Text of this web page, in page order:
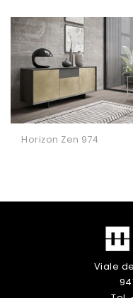
Horizon Zen 974
Viale